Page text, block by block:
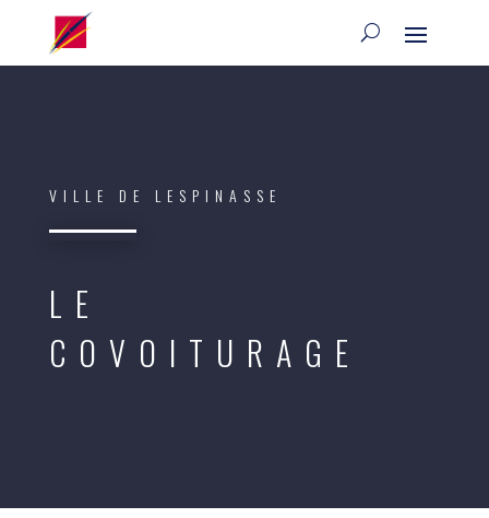
VILLE DE LESPINASSE
LE
COVOITURAGE